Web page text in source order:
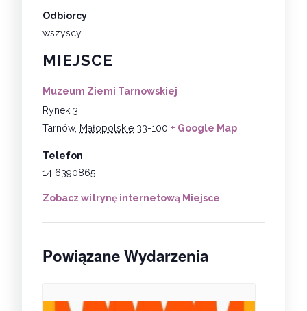
MIEJSCE
Muzeum Ziemi Tarnowskiej
Rynek 3
Tarnów, Małopolskie 33-100 + Google Map
Telefon
14 6390865
Zobacz witrynę internetową Miejsce
Odbiorcy
wszyscy
Powiązane Wydarzenia